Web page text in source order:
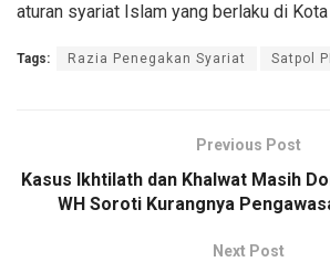
aturan syariat Islam yang berlaku di Kota
Tags: Razia Penegakan Syariat Satpol
Previous Post
Kasus Ikhtilath dan Khalwat Masih
WH Soroti Kurangnya
Next Post